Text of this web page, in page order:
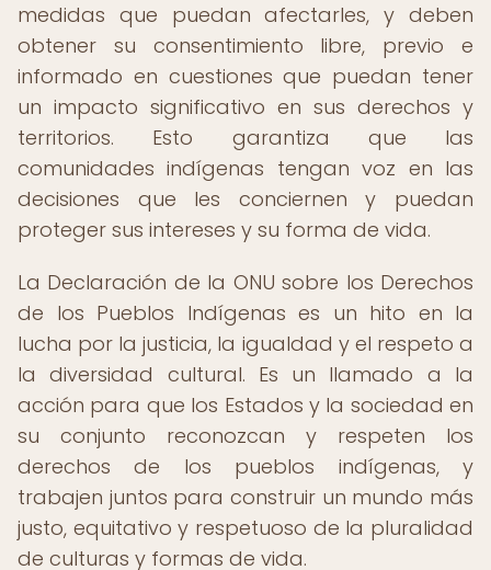
medidas que puedan afectarles, y deben
obtener su consentimiento libre, previo e
informado en cuestiones que puedan tener
un impacto significativo en sus derechos y
territorios. Esto garantiza que las
comunidades indígenas tengan voz en las
decisiones que les conciernen y puedan
proteger sus intereses y su forma de vida.
La Declaración de la ONU sobre los Derechos
de los Pueblos Indígenas es un hito en la
lucha por la justicia, la igualdad y el respeto a
la diversidad cultural. Es un llamado a la
acción para que los Estados y la sociedad en
su conjunto reconozcan y respeten los
derechos de los pueblos indígenas, y
trabajen juntos para construir un mundo más
justo, equitativo y respetuoso de la pluralidad
de culturas y formas de vida.